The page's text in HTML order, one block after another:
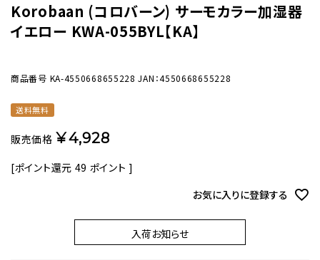
Korobaan (コロバーン) サーモカラー加湿器
イエロー KWA-055BYL【KA】
商品番号 KA-4550668655228 JAN：4550668655228
送料無料
販売価格 ¥4,928
[ポイント還元 49 ポイント ]
お気に入りに登録する
入荷お知らせ